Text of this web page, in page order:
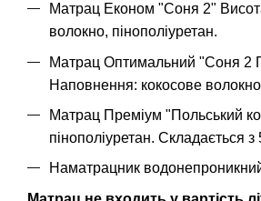
Матрац Економ "Соня 2"
волокно, пінополіуретан.
Матрац Оптимальний "Соня 2
Наповнення: кокосове
Матрац Преміум "Польський
пінополіуретан. Складається з
Наматрацник